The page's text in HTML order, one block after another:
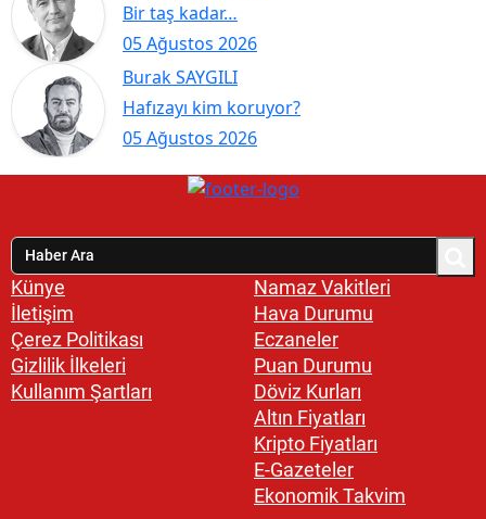
05 Ağustos 2026
Bir taş kadar…
Burak SAYGILI
05 Ağustos 2026
Hafızayı kim koruyor?
Künye
İletişim
Çerez Politikası
Gizlilik İlkeleri
Kullanım Şartları
Namaz Vakitleri
Hava Durumu
Eczaneler
Puan Durumu
Döviz Kurları
Altın Fiyatları
Kripto Fiyatları
E-Gazeteler
Ekonomik Takvim